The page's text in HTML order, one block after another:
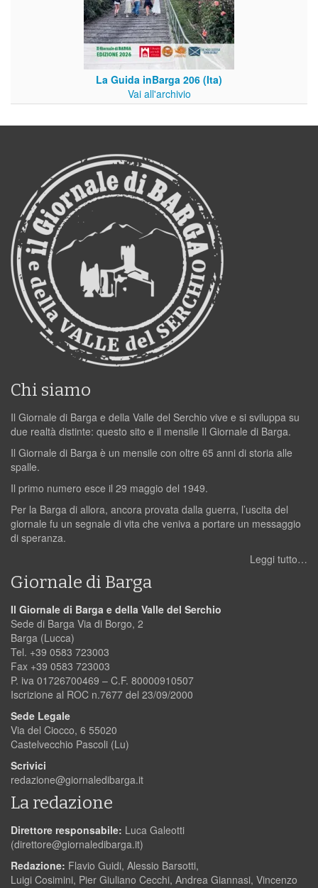
La Guida inBarga 206 (Ita)
Vai all'archivio
Chi siamo
Il Giornale di Barga e della Valle del Serchio vive e si sviluppa su
due realtà distinte: questo sito e il mensile Il Giornale di Barga.
Il Giornale di Barga è un mensile con oltre 65 anni di storia alle
spalle.
Il primo numero esce il 29 maggio del 1949.
Per la Barga di allora, ancora provata dalla guerra, l’uscita del
giornale fu un segnale di vita che veniva a portare un messaggio
di speranza.
Leggi tutto…
Giornale di Barga
Il Giornale di Barga e della Valle del Serchio
Sede di Barga Via di Borgo, 2
Barga (Lucca)
Tel. +39 0583 723003
Fax +39 0583 723003
P. iva 01726700469 – C.F. 80000910507
Iscrizione al ROC n.7677 del 23/09/2000
Sede Legale
Via del Ciocco, 6 55020
Castelvecchio Pascoli (Lu)
Scrivici
redazione@giornaledibarga.it
La redazione
Direttore responsabile: Luca Galeotti
(direttore@giornaledibarga.it)
Redazione: Flavio Guidi, Alessio Barsotti,
Luigi Cosimini, Pier Giuliano Cecchi, Andrea Giannasi, Vincenzo